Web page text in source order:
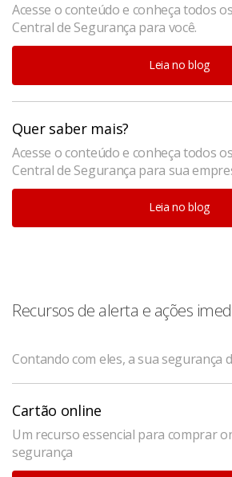
Acesse o conteúdo e conheça todos
Central de Segurança para você.
Leia no blog
Quer saber mais?
Acesse o conteúdo e conheça todos
Central de Segurança para sua
Leia no blog
Recursos de alerta e ações
Contando com eles, a sua segurança
Cartão online
Um recurso essencial para comprar
segurança